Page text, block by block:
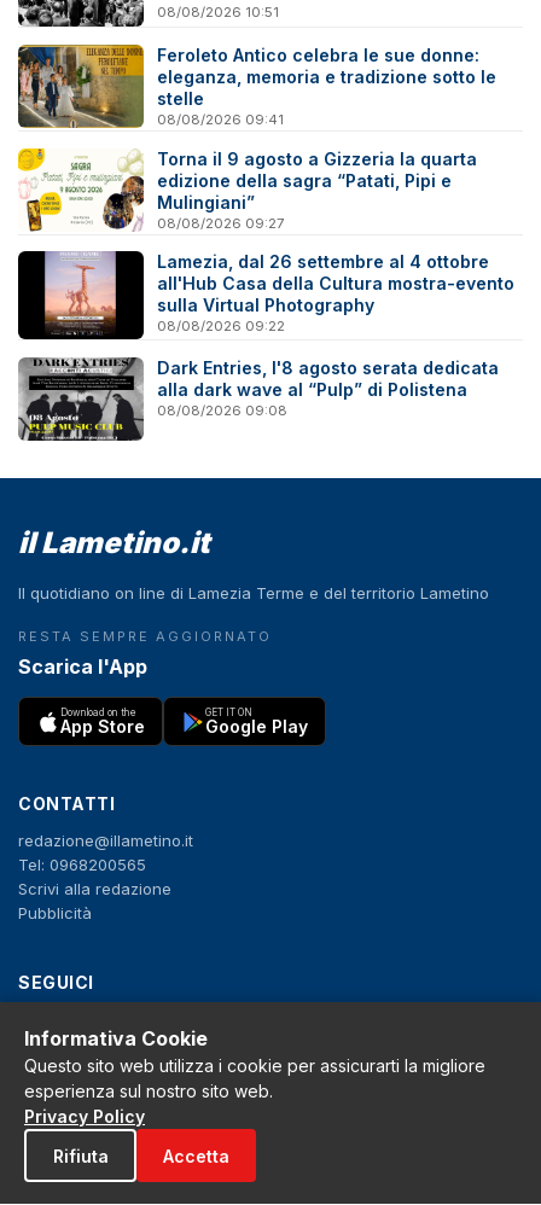
08/08/2026 10:51
Feroleto Antico celebra le sue donne:
eleganza, memoria e tradizione sotto le
stelle
08/08/2026 09:41
Torna il 9 agosto a Gizzeria la quarta
edizione della sagra “Patati, Pipi e
Mulingiani”
08/08/2026 09:27
Lamezia, dal 26 settembre al 4 ottobre
all'Hub Casa della Cultura mostra-evento
sulla Virtual Photography
08/08/2026 09:22
Dark Entries, l'8 agosto serata dedicata
alla dark wave al “Pulp” di Polistena
08/08/2026 09:08
il Lametino.it
Il quotidiano on line di Lamezia Terme e del territorio Lametino
RESTA SEMPRE AGGIORNATO
Scarica l'App
Download on the
App Store
GET IT ON
Google Play
CONTATTI
redazione@illametino.it
Tel: 0968200565
Scrivi alla redazione
Pubblicità
SEGUICI
YT
Privacy Policy
Cookie Policy
Note legali
La Redazione
Informativa Cookie
Questo sito web utilizza i cookie per assicurarti la migliore
esperienza sul nostro sito web.
Privacy Policy
Rifiuta
Accetta